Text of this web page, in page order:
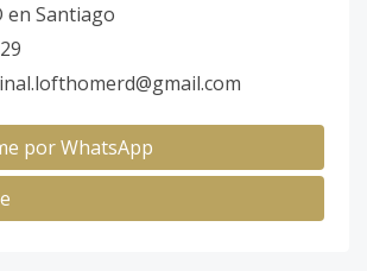
en Santiago
por WhatsApp